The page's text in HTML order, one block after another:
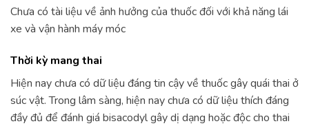
Chưa có tài liệu về ảnh hưởng của thuốc đối với khả năng lái
xe và vận hành máy móc
Thời kỳ mang thai
Hiện nay chưa có dữ liệu đáng tin cậy về thuốc gây quái thai ở
súc vật. Trong lâm sàng, hiện nay chưa có dữ liệu thích đáng
đầy đủ để đánh giá bisacodyl gây dị dạng hoặc độc cho thai